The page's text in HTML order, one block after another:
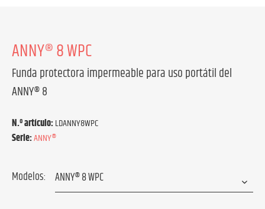
ANNY® 8 WPC
Funda protectora impermeable para uso portátil del
ANNY® 8
N.º artículo:LDANNY8WPC
Serie:ANNY®
Modelos: